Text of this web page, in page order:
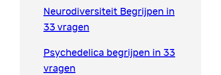
Neurodiversiteit Begrijpen in
33 vragen
Psychedelica begrijpen in 33
vragen